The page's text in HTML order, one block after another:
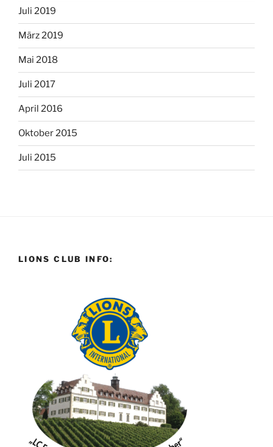
Juli 2019
März 2019
Mai 2018
Juli 2017
April 2016
Oktober 2015
Juli 2015
LIONS CLUB INFO: